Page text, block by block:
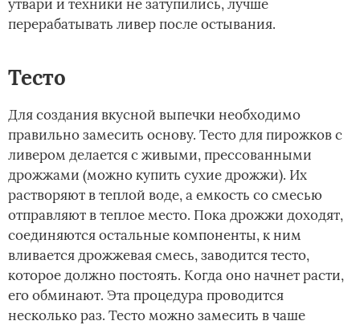
утвари и техники не затупились, лучше
перерабатывать ливер после остывания.
Тесто
Для создания вкусной выпечки необходимо
правильно замесить основу. Тесто для пирожков с
ливером делается с живыми, прессованными
дрожжами (можно купить сухие дрожжи). Их
растворяют в теплой воде, а емкость со смесью
отправляют в теплое место. Пока дрожжи доходят,
соединяются остальные компоненты, к ним
вливается дрожжевая смесь, заводится тесто,
которое должно постоять. Когда оно начнет расти,
его обминают. Эта процедура проводится
несколько раз. Тесто можно замесить в чаше